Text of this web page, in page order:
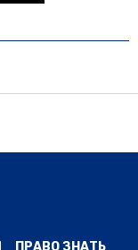
ПРАВО ЗНАТЬ